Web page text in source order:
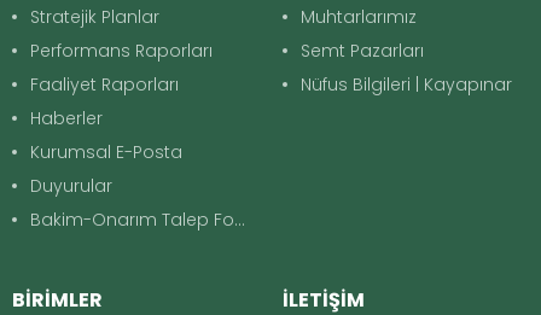
Stratejik Planlar
Performans Raporları
Faaliyet Raporları
Haberler
Kurumsal E-Posta
Duyurular
Bakim-Onarım Talep Formu
Muhtarlarımız
Semt Pazarları
Nüfus Bilgileri | Kayapınar
BİRİMLER İLETİŞİM